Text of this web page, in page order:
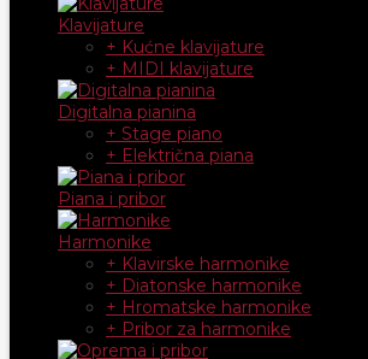
Klavijature
+ Kućne klavijature
+ MIDI klavijature
Digitalna pianina
+ Stage piano
+ Električna piana
Piana i pribor
Harmonike
+ Klavirske harmonike
+ Diatonske harmonike
+ Hromatske harmonike
+ Pribor za harmonike